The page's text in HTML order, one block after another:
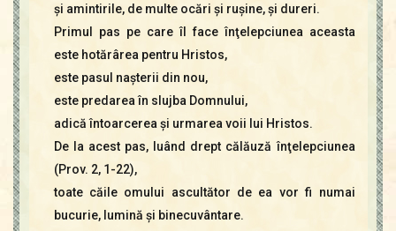
şi amintirile, de multe ocări şi ruşine, şi dureri.
Primul pas pe care îl face înţelepciunea aceasta
este hotărârea pentru Hristos,
este pasul naşterii din nou,
este predarea în slujba Domnului,
adică întoarcerea şi urmarea voii lui Hristos.
De la acest pas, luând drept călăuză înţelepciunea
(Prov. 2, 1-22),
toate căile omului ascultător de ea vor fi numai
bucurie, lumină şi binecuvântare.